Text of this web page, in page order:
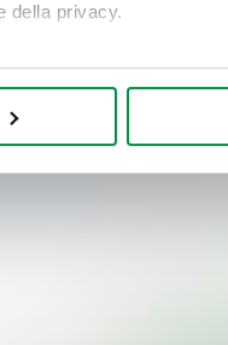
della privacy.
ricerca di caratteristiche
sui cookie.
il nostro sito con i